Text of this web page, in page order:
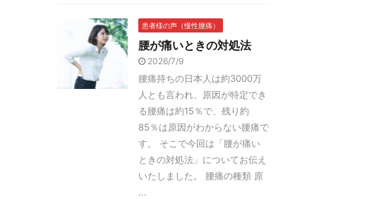
患者様の声（慢性腰痛）
腰が痛いときの対処法
2026/7/9
腰痛持ちの日本人は約3000万
人とも言われ、原因が特定でき
る腰痛は約15％で、残り約
85％は原因がわからない腰痛で
す。 そこで今回は「腰が痛い
ときの対処法」についてお伝え
いたしました。 腰痛の種類 原
...